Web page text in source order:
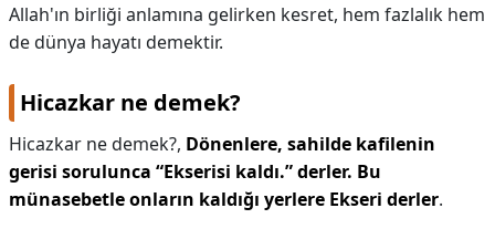
Allah'ın birliği anlamına gelirken kesret, hem fazlalık hem
de dünya hayatı demektir.
Hicazkar ne demek?
Hicazkar ne demek?, Dönenlere, sahilde kafilenin
gerisi sorulunca “Ekserisi kaldı.” derler. Bu
münasebetle onların kaldığı yerlere Ekseri derler.